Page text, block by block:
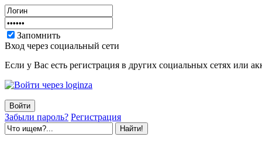
Запомнить
Вход через социальный сети
Если у Вас есть регистрация в других социальных сетях или
Забыли пароль? Регистрация